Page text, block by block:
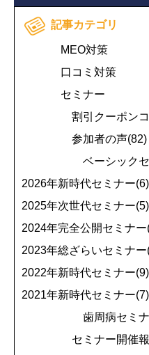
記事カテゴリ
MEO対策
口コミ対策
セミナー
割引クーポン
参加者の声(82)
ベーシック
2026年新時代セミナー(6)
2025年次世代セミナー(5)
2024年完全公開セミナー
2023年総ざらいセミナー
2022年新時代セミナー(9)
2021年新時代セミナー(7)
歯周病セミ
セミナー開催